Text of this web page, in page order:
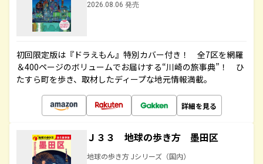
2026.08.06 発売
初回限定版は『ドラえもん』特別カバー付き！ 全7区を網羅
＆400ページのボリュームでお届けする“川崎の旅事典”！ ひ
たすら町を歩き、取材したディープな地元情報満載。
詳細を見る
Ｊ３３ 地球の歩き方 墨田区
地球の歩き方 Jシリーズ（国内）